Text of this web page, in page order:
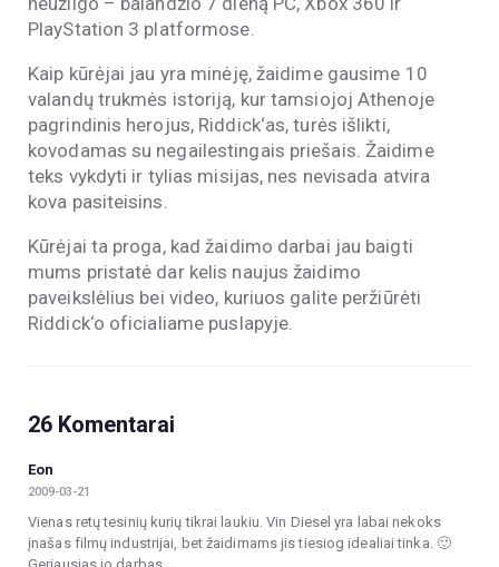
PlayStation 3 platformose.
Kaip kūrėjai jau yra minėję, žaidime gausime 10
valandų trukmės istoriją, kur tamsiojoj Athenoje
pagrindinis herojus, Riddick‘as, turės išlikti,
kovodamas su negailestingais priešais. Žaidime
teks vykdyti ir tylias misijas, nes nevisada atvira
kova pasiteisins.
Kūrėjai ta proga, kad žaidimo darbai jau baigti
mums pristatė dar kelis naujus žaidimo
paveikslėlius bei video, kuriuos galite peržiūrėti
Riddick‘o oficialiame puslapyje.
26 Komentarai
Eon
2009-03-21
Vienas retų tesinių kurių tikrai laukiu. Vin Diesel yra labai nekoks
įnašas filmų industrijai, bet žaidimams jis tiesiog idealiai tinka. 🙂